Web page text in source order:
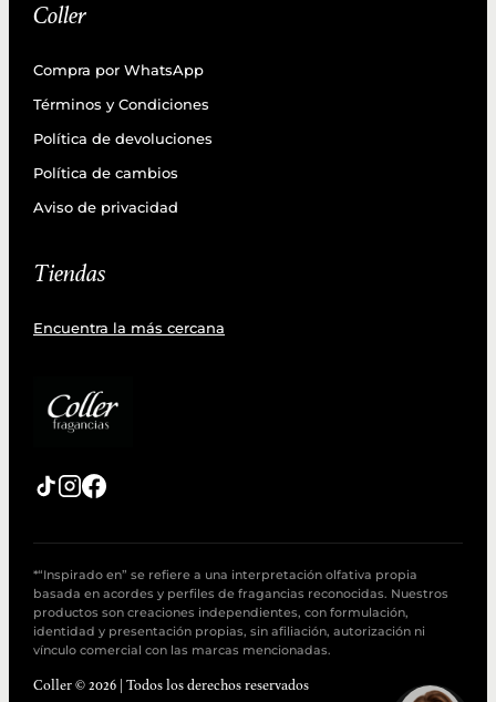
Coller
Compra por WhatsApp
Términos y Condiciones
Política de devoluciones
Política de cambios
Aviso de privacidad
Tiendas
Encuentra la más cercana
*“Inspirado en” se refiere a una interpretación olfativa propia
basada en acordes y perfiles de fragancias reconocidas. Nuestros
productos son creaciones independientes, con formulación,
identidad y presentación propias, sin afiliación, autorización ni
vínculo comercial con las marcas mencionadas.
Coller © 2026 | Todos los derechos reservados